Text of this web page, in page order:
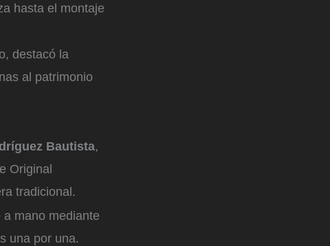
hasta el montaje
destacó la
al patrimonio
Bautista,
Original
tradicional.
mano mediante
una por una.